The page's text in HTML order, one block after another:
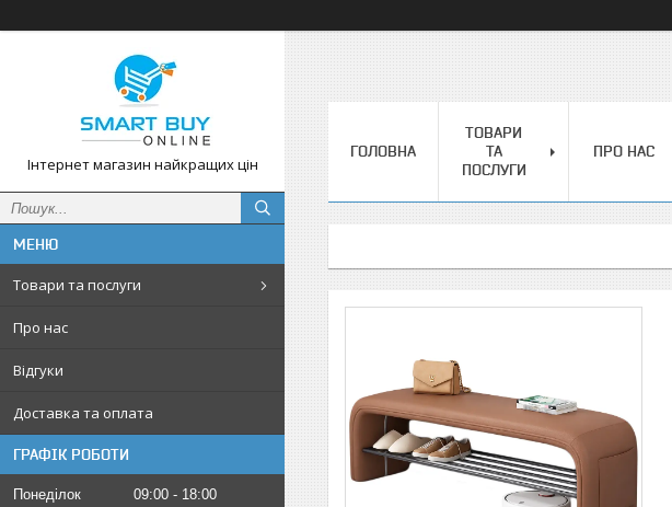
Інтернет магазин найкращих цін
Товари та послуги
Про нас
Відгуки
Доставка та оплата
ГРАФІК РОБОТИ
Понеділок 09:00
18:00
ГОЛОВНА
ТОВАРИ
ТА
ПОСЛУГИ
ПРО НАС